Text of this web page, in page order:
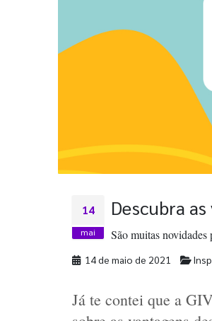
14
mai
Descubra
São muitas novidades
14 de maio de 2021
Já te contei que a